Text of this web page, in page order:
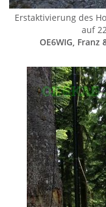
Erstaktivierung des
auf
OE6WIG, Franz